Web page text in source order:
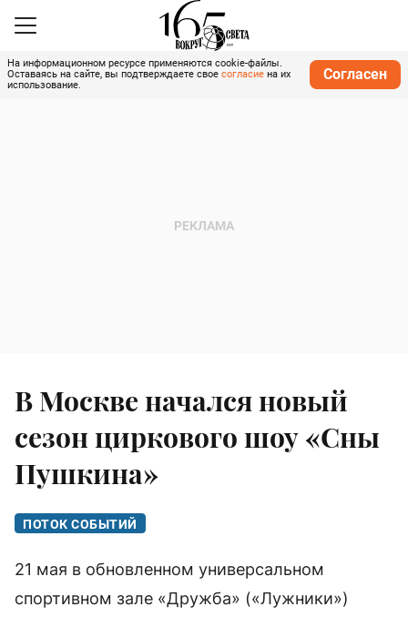
На информационном ресурсе применяются cookie-файлы.
Оставаясь на сайте, вы подтверждаете свое согласие на их
использование.
Согласен
В Москве начался новый
сезон циркового шоу «Сны
Пушкина»
ПОТОК СОБЫТИЙ
21 мая в обновленном универсальном
спортивном зале «Дружба» («Лужники»)